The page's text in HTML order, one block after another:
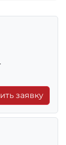
заявку